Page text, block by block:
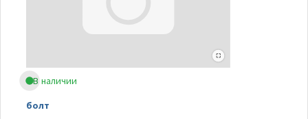
В наличии
болт